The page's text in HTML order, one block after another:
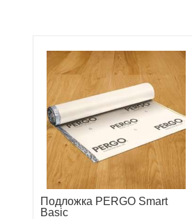
Подложка PERGO Smart
Basic